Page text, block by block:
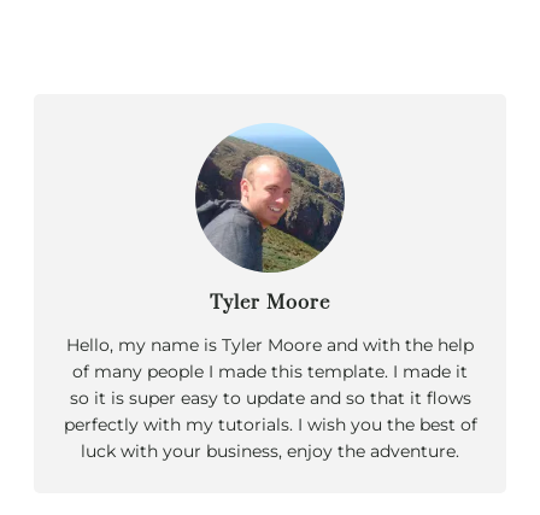
Tyler Moore
Hello, my name is Tyler Moore and with the help
of many people I made this template. I made it
so it is super easy to update and so that it flows
perfectly with my tutorials. I wish you the best of
luck with your business, enjoy the adventure.